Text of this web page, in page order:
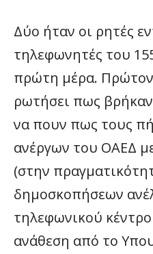
Δύο ήταν οι ρητές
τηλεφωνητές του
πρώτη μέρα.
ρωτήσει πως
να πουν πως τους
ανέργων του ΟΑΕΔ
(στην
δημοσκοπήσεων
τηλεφωνικού
ανάθεση από το